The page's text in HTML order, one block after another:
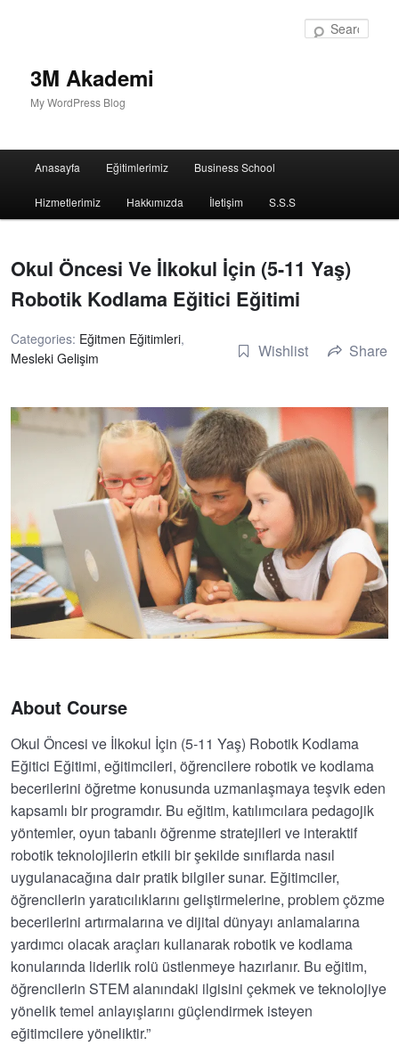
3M Akademi
My WordPress Blog
Anasayfa Eğitimlerimiz Business School
Hizmetlerimiz Hakkımızda İletişim S.S.S
Okul Öncesi Ve İlkokul İçin (5-11 Yaş)
Robotik Kodlama Eğitici Eğitimi
Categories: Eğitmen Eğitimleri,
Mesleki Gelişim
Wishlist Share
About Course
Okul Öncesi ve İlkokul İçin (5-11 Yaş) Robotik Kodlama
Eğitici Eğitimi, eğitimcileri, öğrencilere robotik ve kodlama
becerilerini öğretme konusunda uzmanlaşmaya teşvik eden
kapsamlı bir programdır. Bu eğitim, katılımcılara pedagojik
yöntemler, oyun tabanlı öğrenme stratejileri ve interaktif
robotik teknolojilerin etkili bir şekilde sınıflarda nasıl
uygulanacağına dair pratik bilgiler sunar. Eğitimciler,
öğrencilerin yaratıcılıklarını geliştirmelerine, problem çözme
becerilerini artırmalarına ve dijital dünyayı anlamalarına
yardımcı olacak araçları kullanarak robotik ve kodlama
konularında liderlik rolü üstlenmeye hazırlanır. Bu eğitim,
öğrencilerin STEM alanındaki ilgisini çekmek ve teknolojiye
yönelik temel anlayışlarını güçlendirmek isteyen
eğitimcilere yöneliktir.”